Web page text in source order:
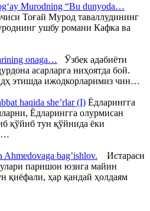
Murodning “Bu dunyoda…
Тоғай Мурод таваллудининг
ушбу романи Кафка ва
onaga… Ўзбек адабиёти
асарларга ниҳоятда бой.
этишда ижодкорларимиз чин…
haqida she’rlar (I) Ёдларингга
Ёдларингга олурмисан
қўйиб тун қўйнида ёки
bag’ishlov. Истараси
паришон юзига майин
қиёфали, ҳар қандай ҳолдаям